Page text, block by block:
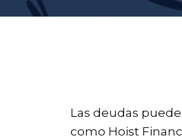
Las deudas
como Hoist